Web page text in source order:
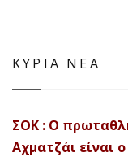
ΚΥΡΙΑ ΝΕΑ
ΣΟΚ : Ο
Αχματζάι είναι